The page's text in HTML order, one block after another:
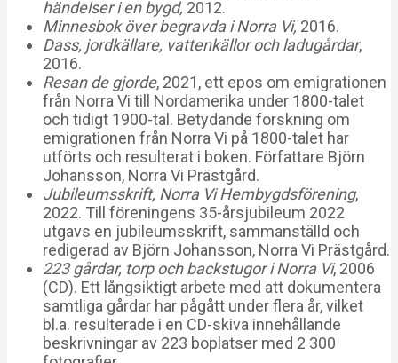
händelser i en bygd, 2012.
Minnesbok över begravda i Norra Vi, 2016.
Dass, jordkällare, vattenkällor och ladugårdar,
2016.
Resan de gjorde, 2021, ett epos om emigrationen
från Norra Vi till Nordamerika under 1800-talet
och tidigt 1900-tal. Betydande forskning om
emigrationen från Norra Vi på 1800-talet har
utförts och resulterat i boken. Författare Björn
Johansson, Norra Vi Prästgård.
Jubileumsskrift, Norra Vi Hembygdsförening,
2022. Till föreningens 35-årsjubileum 2022
utgavs en jubileumsskrift, sammanställd och
redigerad av Björn Johansson, Norra Vi Prästgård.
223 gårdar, torp och backstugor i Norra Vi, 2006
(CD). Ett långsiktigt arbete med att dokumentera
samtliga gårdar har pågått under flera år, vilket
bl.a. resulterade i en CD-skiva innehållande
beskrivningar av 223 boplatser med 2 300